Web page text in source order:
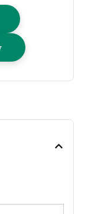
New
Opens New